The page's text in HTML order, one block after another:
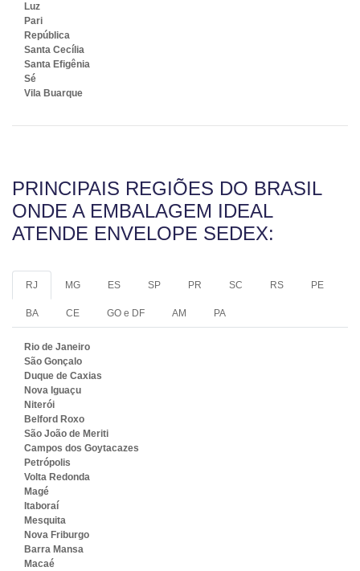
Luz
Pari
República
Santa Cecília
Santa Efigênia
Sé
Vila Buarque
PRINCIPAIS REGIÕES DO BRASIL
ONDE A EMBALAGEM IDEAL
ATENDE ENVELOPE SEDEX:
RJ MG ES SP PR SC RS PE
BA CE GO e DF AM PA
Rio de Janeiro
São Gonçalo
Duque de Caxias
Nova Iguaçu
Niterói
Belford Roxo
São João de Meriti
Campos dos Goytacazes
Petrópolis
Volta Redonda
Magé
Itaboraí
Mesquita
Nova Friburgo
Barra Mansa
Macaé